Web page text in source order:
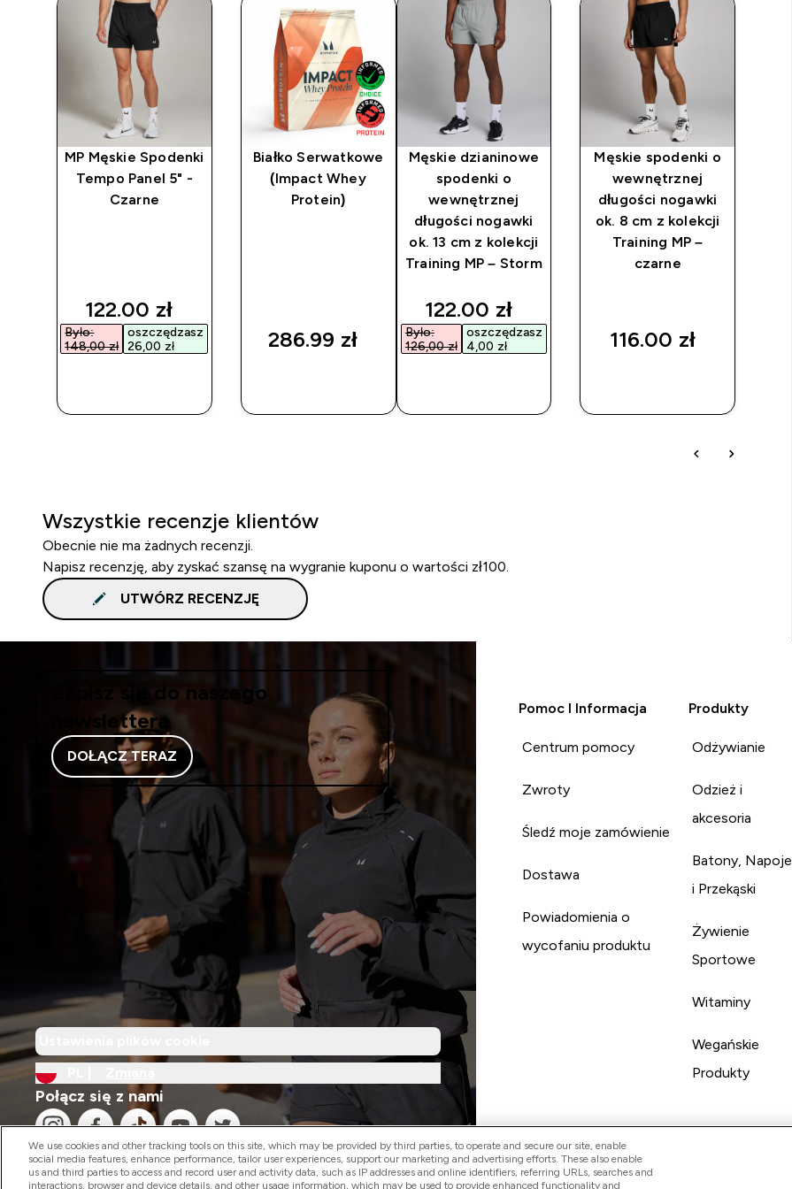
MP Męskie Spodenki
Tempo Panel 5" -
Czarne
discounted price
122.00 zł‎
Było:
148,00 zł‎
oszczędzasz
26,00 zł‎
Białko Serwatkowe
(Impact Whey
Protein)
286.99 zł‎
Męskie dzianinowe
spodenki o
wewnętrznej
długości nogawki
ok. 13 cm z kolekcji
Training MP – Storm
discounted price
122.00 zł‎
Było:
126,00 zł‎
oszczędzasz
4,00 zł‎
Męskie spodenki o
wewnętrznej
długości nogawki
ok. 8 cm z kolekcji
Training MP –
czarne
116.00 zł‎
Wszystkie recenzje klientów
Obecnie nie ma żadnych recenzji.
Napisz recenzję, aby zyskać szansę na wygranie kuponu o wartości zł100.
UTWÓRZ RECENZJĘ
Zapisz się do naszego
newslettera
DOŁĄCZ TERAZ
Połącz się z nami
Pomoc I Informacja
Centrum pomocy
Zwroty
Śledź moje zamówienie
Dostawa
Powiadomienia o
wycofaniu produktu
Produkty
Odżywianie
Odzież i
akcesoria
Batony, Napoje
i Przekąski
Żywienie
Sportowe
Witaminy
Wegańskie
Produkty
We use cookies and other tracking tools on this site, which may be provided by third parties, to operate and secure our site, enable
social media features, enhance performance, tailor user experiences, support our marketing and advertising efforts. These also enable
us and third parties to access and record user and activity data, such as IP addresses and online identifiers, referring URLs, searches and
interactions, browser and device details, and other usage information, which may be used to provide enhanced functionality and